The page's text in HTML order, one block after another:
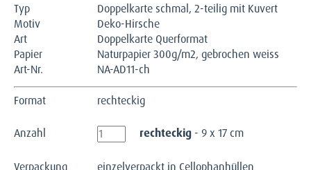
Typ
Doppelkarte schmal, 2-teilig mit Kuvert
Motiv
Deko-Hirsche
Art
Doppelkarte Querformat
Papier
Naturpapier 300g/m2, gebrochen weiss
Art-Nr.
NA-AD11-ch
Format rechteckig
Anzahl rechteckig - 9 x 17 cm
Verpackung
einzelverpackt in Cellophanhüllen